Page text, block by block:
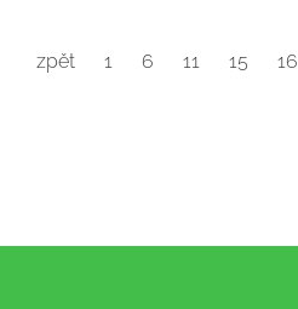
zpět 1 6 11 15 16